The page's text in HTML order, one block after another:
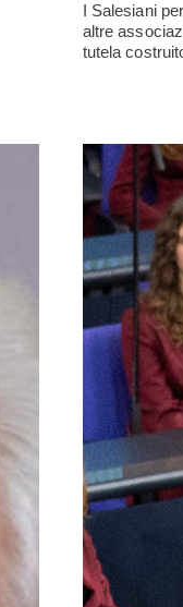
I Salesiani
altre
tutela